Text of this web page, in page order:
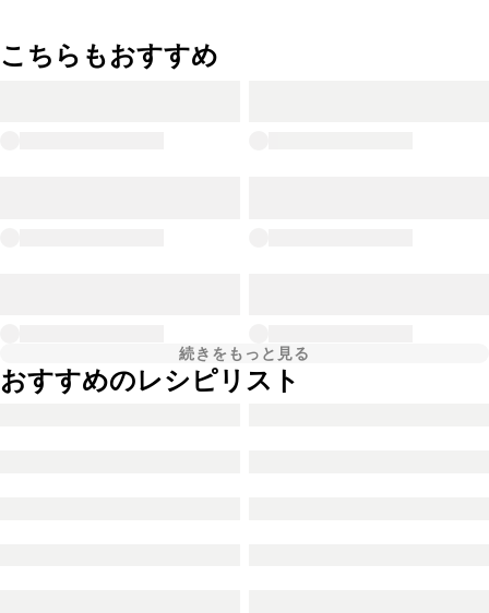
こちらもおすすめ
続きをもっと見る
おすすめのレシピリスト